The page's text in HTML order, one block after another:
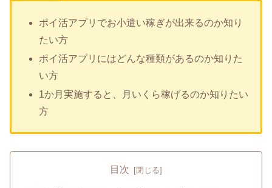
ポイ活アプリでお小遣い稼ぎが出来るのか知り
たい方
ポイ活アプリにはどんな種類があるのか知りた
い方
1か月実施すると、月いくら稼げるのか知りたい
方
目次